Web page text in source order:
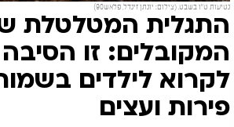
נטיעות ט"ו בשבט. (צילום: יונתן זינדל, פלאש90)
התגלית המטלטלת
המקובלים: זו
לקרוא לילדים
פירות ועצים